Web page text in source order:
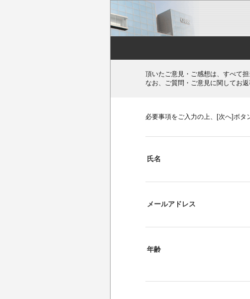
頂いたご意見・ご感想は、すべて
なお、ご質問・ご意見に関してお
必要事項をご入力の上、[次へ]ボタ
氏名
メールアドレス
年齢